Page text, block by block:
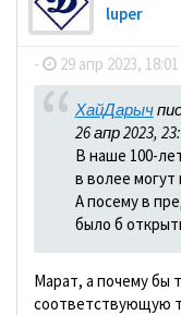
luper
- 29 апр 2023, 18:01
ХайДарыч
26 апр 2023,
В наше 100-
в волее могут
А посему в
было б
Марат, а почему бы
соответствующую